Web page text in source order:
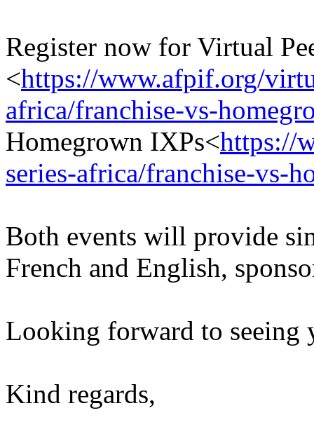
Register now for Virtual
<https://www.afpif.org/
africa/franchise-vs-
Homegrown IXPs<https://
series-africa/franchise-vs-
Both events will provide
French and English,
Looking forward to seeing
Kind regards,